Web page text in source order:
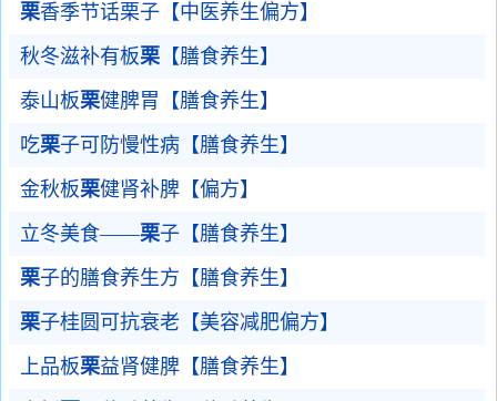
栗香季节话栗子【中医养生偏方】
秋冬滋补有板栗【膳食养生】
泰山板栗健脾胃【膳食养生】
吃栗子可防慢性病【膳食养生】
金秋板栗健肾补脾【偏方】
立冬美食——栗子【膳食养生】
栗子的膳食养生方【膳食养生】
栗子桂圆可抗衰老【美容减肥偏方】
上品板栗益肾健脾【膳食养生】